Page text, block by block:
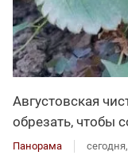
Августовская
обрезать, чтобы
Панорама